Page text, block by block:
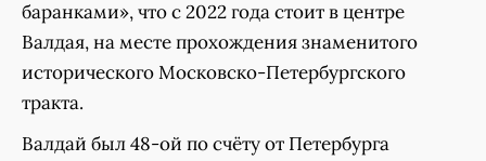
баранками», что с 2022 года стоит в центре
Валдая, на месте прохождения знаменитого
исторического Московско-Петербургского
тракта.
Валдай был 48-ой по счёту от Петербурга